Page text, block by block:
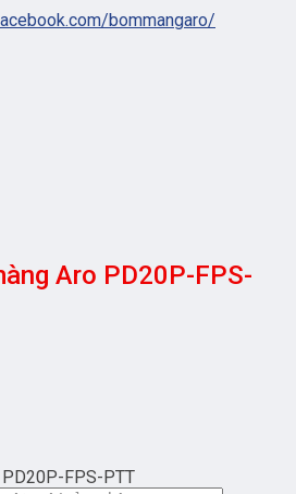
bommangaro/
Aro PD20P-FPS-
FPS-PTT